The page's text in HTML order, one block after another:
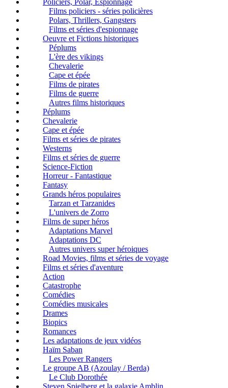
Films policiers - séries policières
Polars, Thrillers, Gangsters
Films et séries d'espionnage
Oeuvre et Fictions historiques
Péplums
L'ère des vikings
Chevalerie
Cape et épée
Films de pirates
Films de guerre
Autres films historiques
Péplums
Chevalerie
Cape et épée
Films et séries de pirates
Westerns
Films et séries de guerre
Science-Fiction
Horreur - Fantastique
Fantasy
Grands héros populaires
Tarzan et Tarzanides
L'univers de Zorro
Films de super héros
Adaptations Marvel
Adaptations DC
Autres univers super héroiques
Road Movies, films et séries de voyage
Films et séries d'aventure
Action
Catastrophe
Comédies
Comédies musicales
Drames
Biopics
Romances
Les adaptations de jeux vidéos
Haïm Saban
Les Power Rangers
Le groupe AB (Azoulay / Berda)
Le Club Dorothée
Steven Spielberg et la galaxie Amblin